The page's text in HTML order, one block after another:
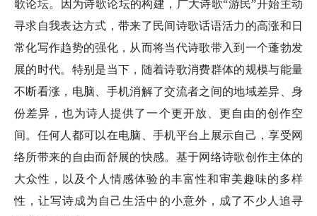
歌论坛。因为诗歌论坛的构建，广大诗歌“游民”开始主动
寻求自我表达方式，带来了民间诗歌话语活力的高涨和日
常化写作趋势的强化，从而将当代诗歌带入到一个蓬勃发
展的时代。特别是当下，随着诗歌消费群体的规模与能量
不断看涨，电脑、手机消解了交流者之间的地域差异、身
份差异，也为诗人提供了一个更开放、更自由的创作空
间。任何人都可以在电脑、手机平台上展示自己，享受网
络所带来的自由而舒展的快感。基于网络诗歌创作主体的
大众性，以及个人情感体验的丰富性和审美趣味的多样
性，让写诗成为自己生活中的小意外，成了不少人追寻